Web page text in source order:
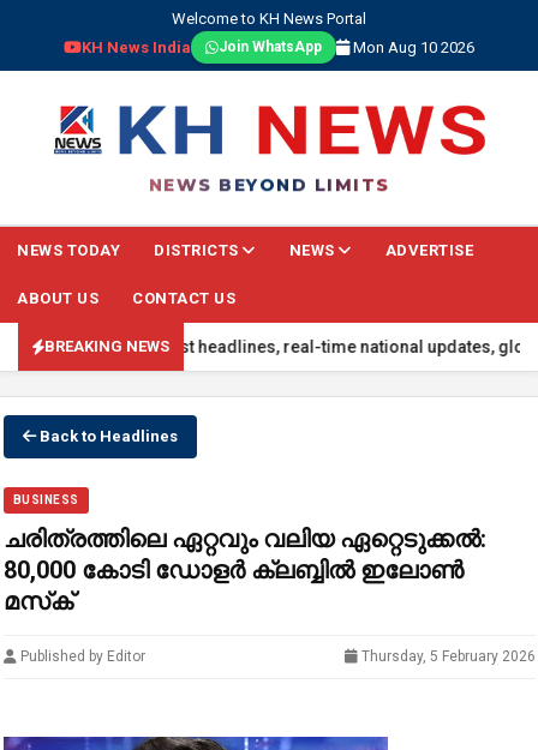
Welcome to KH News Portal
KH News India
Join WhatsApp Mon Aug 10 2026
NEWS BEYOND LIMITS
NEWS TODAY DISTRICTS NEWS ADVERTISE
ABOUT US CONTACT US
BREAKING NEWS
with the latest headlines, real-time national updates, global
Back to Headlines
BUSINESS
ചരിത്രത്തിലെ ഏറ്റവും വലിയ ഏറ്റെടുക്കൽ:
80,000 കോടി ഡോളർ ക്ലബ്ബിൽ ഇലോൺ
മസ്‌ക്
Published by Editor Thursday, 5 February 2026